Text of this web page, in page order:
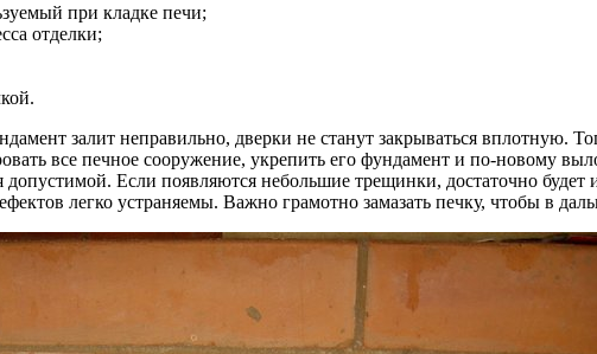
при кладке печи;
отделки;
залит неправильно, дверки не станут закрываться вплотную.
все печное сооружение, укрепить его фундамент и по-новому
допустимой. Если появляются небольшие трещинки, достаточно будет
легко устраняемы. Важно грамотно замазать печку, чтобы в